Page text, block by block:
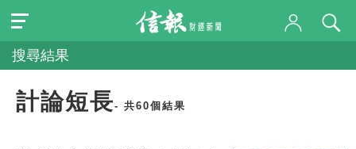
搜尋結果
計論短長- 共60個結果